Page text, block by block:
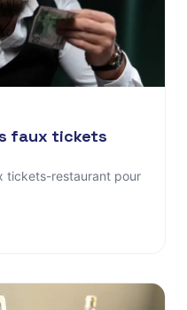
faux tickets
tickets-restaurant pour